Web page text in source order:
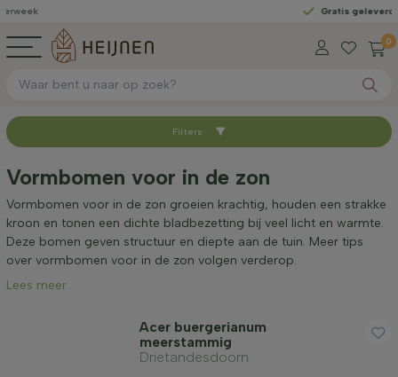
Gratis geleverdvanaf €450
0
Sorteer op
Beschikbaar
Hoogte bij levering (cm)
Filters
Vormbomen voor in de zon
Vormbomen voor in de zon groeien krachtig, houden een strakke
kroon en tonen een dichte bladbezetting bij veel licht en warmte.
Deze bomen geven structuur en diepte aan de tuin. Meer tips
over vormbomen voor in de zon volgen verderop.
Lees meer
Acer buergerianum
meerstammig
Drietandesdoorn